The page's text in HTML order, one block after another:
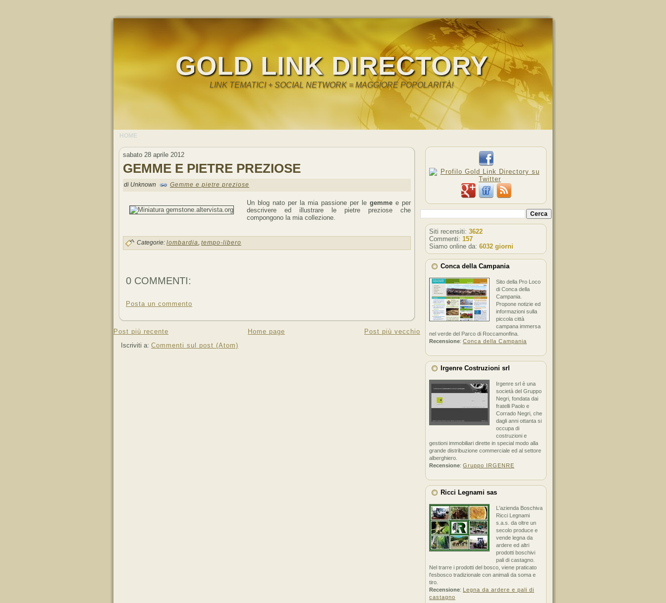
GOLD LINK DIRECTORY
LINK TEMATICI + SOCIAL NETWORK = MAGGIORE POPOLARITÀ!
HOME
sabato 28 aprile 2012
GEMME E PIETRE PREZIOSE
di Unknown Gemme e pietre preziose
Un blog nato per la mia passione per le gemme e per
descrivere ed illustrare le pietre preziose che
compongono la mia collezione.
Categorie: lombardia, tempo-libero
0 COMMENTI:
Posta un commento
Post più recente Post più vecchio
Home page
Iscriviti a: Commenti sul post (Atom)
Siti recensiti: 3622
Commenti: 157
Siamo online da: 6032 giorni
Conca della Campania
Sito della Pro Loco
di Conca della
Campania.
Propone notizie ed
informazioni sulla
piccola città
campana immersa
nel verde del Parco di Roccamonfina.
Recensione: Conca della Campania
Irgenre Costruzioni srl
Irgenre srl è una
società del Gruppo
Negri, fondata dai
fratelli Paolo e
Corrado Negri, che
dagli anni ottanta si
occupa di
costruzioni e
gestioni immobiliari dirette in special modo alla
grande distribuzione commerciale ed al settore
alberghiero.
Recensione: Gruppo IRGENRE
Ricci Legnami sas
L'azienda Boschiva
Ricci Legnami
s.a.s. da oltre un
secolo produce e
vende legna da
ardere ed altri
prodotti boschivi
pali di castagno.
Nel trarre i prodotti del bosco, viene praticato
l'esbosco tradizionale con animali da soma e
tiro.
Recensione: Legna da ardere e pali di
castagno